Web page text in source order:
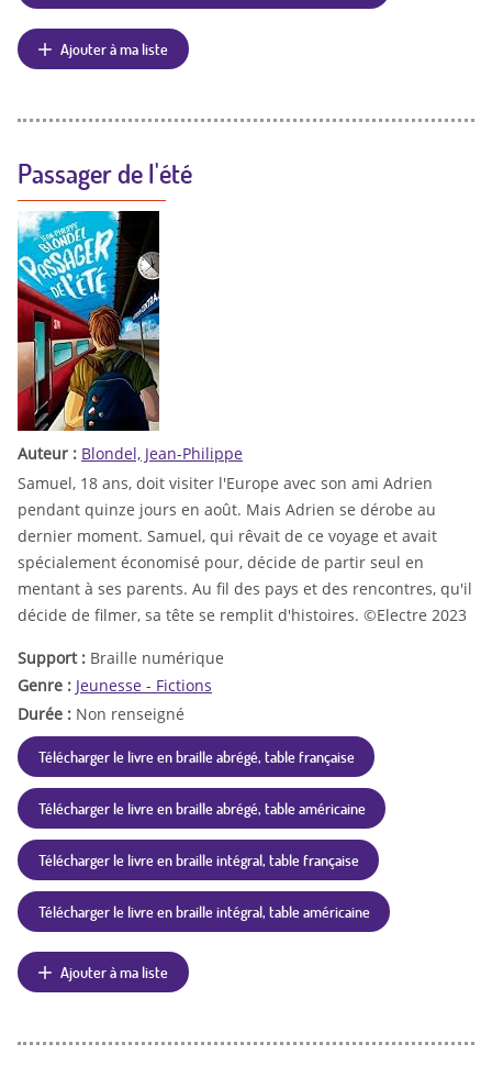
Ajouter à ma liste
Passager de l'été
Auteur : Blondel, Jean-Philippe
Samuel, 18 ans, doit visiter l'Europe avec son ami Adrien
pendant quinze jours en août. Mais Adrien se dérobe au
dernier moment. Samuel, qui rêvait de ce voyage et avait
spécialement économisé pour, décide de partir seul en
mentant à ses parents. Au fil des pays et des rencontres, qu'il
décide de filmer, sa tête se remplit d'histoires. ©Electre 2023
Support : Braille numérique
Genre : Jeunesse - Fictions
Durée : Non renseigné
Télécharger le livre en braille abrégé, table française
Télécharger le livre en braille abrégé, table américaine
Télécharger le livre en braille intégral, table française
Télécharger le livre en braille intégral, table américaine
Ajouter à ma liste